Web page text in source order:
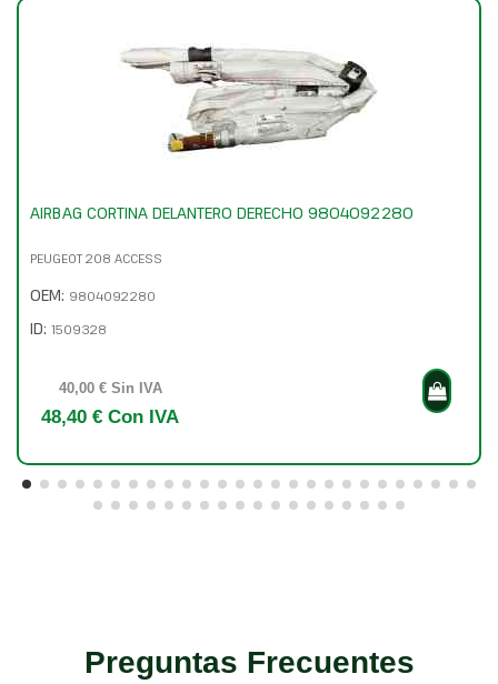
AIRBAG CORTINA DELANTERO DERECHO 9804092280
PEUGEOT 208 ACCESS
OEM: 9804092280
ID: 1509328
40,00 € Sin IVA
48,40 € Con IVA
Preguntas Frecuentes